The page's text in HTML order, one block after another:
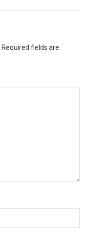
Required fields are